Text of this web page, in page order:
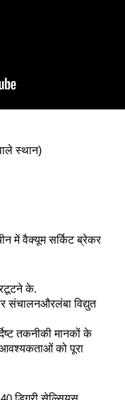
स्थान)
में वैक्यूम सर्किट ब्रेकर
टूटने के.
संचालनऔरलंबा विद्युत
तकनीकी मानकों के
को पूरा